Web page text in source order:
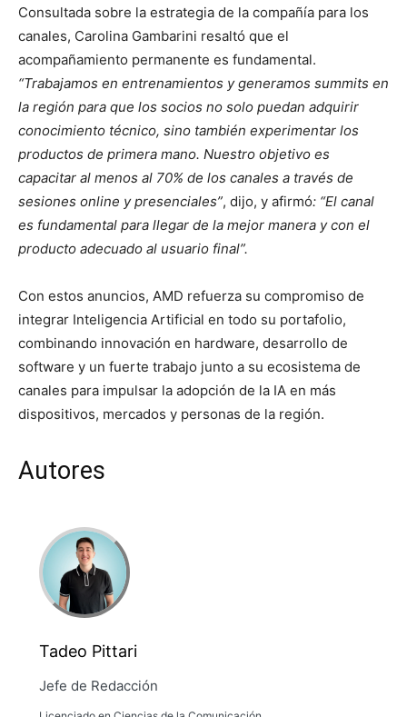
Consultada sobre la estrategia de la compañía para los
canales, Carolina Gambarini resaltó que el
acompañamiento permanente es fundamental.
“Trabajamos en entrenamientos y generamos summits en
la región para que los socios no solo puedan adquirir
conocimiento técnico, sino también experimentar los
productos de primera mano. Nuestro objetivo es
capacitar al menos al 70% de los canales a través de
sesiones online y presenciales”, dijo, y afirmó: “El canal
es fundamental para llegar de la mejor manera y con el
producto adecuado al usuario final”.
Con estos anuncios, AMD refuerza su compromiso de
integrar Inteligencia Artificial en todo su portafolio,
combinando innovación en hardware, desarrollo de
software y un fuerte trabajo junto a su ecosistema de
canales para impulsar la adopción de la IA en más
dispositivos, mercados y personas de la región.
Autores
Tadeo Pittari
Jefe de Redacción